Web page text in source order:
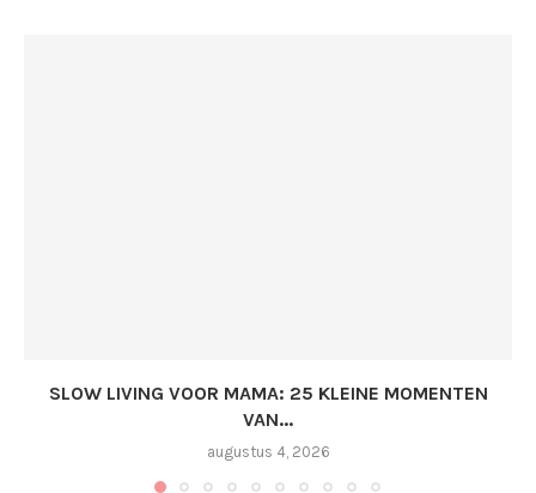
SLOW LIVING VOOR MAMA: 25 KLEINE MOMENTEN
VAN...
augustus 4, 2026